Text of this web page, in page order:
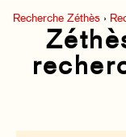
Recherche Zéthès ›